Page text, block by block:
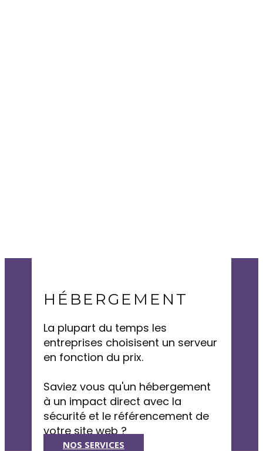
HÉBERGEMENT
La plupart du temps les
entreprises choisisent un serveur
en fonction du prix.
Saviez vous qu'un hébergement
à un impact direct avec la
sécurité et le référencement de
votre site web ?
NOS SERVICES